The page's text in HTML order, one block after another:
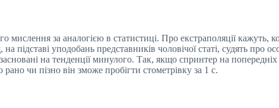
мислення за аналогією в статистиці. Про екстраполяції кажуть,
підставі уподобань представників чоловічої статі, судять про
на тенденції минулого. Так, якщо спринтер на
чи пізно він зможе пробігти стометрівку за 1 с.